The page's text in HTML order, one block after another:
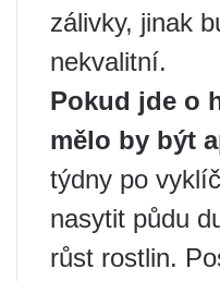
zálivky, jinak
nekvalitní.
Pokud jde o
mělo by být
týdny po
nasytit půdu
růst rostlin.